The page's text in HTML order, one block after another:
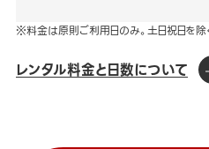
※料金は原則ご利用日のみ。土日祝日を除
レンタル料金と日数について